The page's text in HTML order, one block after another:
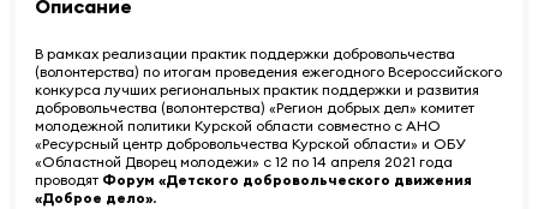
Описание
В рамках реализации практик поддержки добровольчества
(волонтерства) по итогам проведения ежегодного Всероссийского
конкурса лучших региональных практик поддержки и развития
добровольчества (волонтерства) «Регион добрых дел» комитет
молодежной политики Курской области совместно с АНО
«Ресурсный центр добровольчества Курской области» и ОБУ
«Областной Дворец молодежи» с 12 по 14 апреля 2021 года
проводят Форум «Детского добровольческого движения
«Доброе дело».